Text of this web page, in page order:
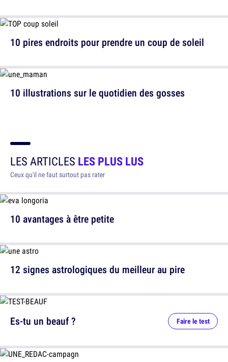
10 pires endroits pour prendre un coup de soleil
10 illustrations sur le quotidien des gosses
LES ARTICLES LES PLUS LUS
Ceux qu'il ne faut surtout pas rater
10 avantages à être petite
12 signes astrologiques du meilleur au pire
Es-tu un beauf ? Faire le test